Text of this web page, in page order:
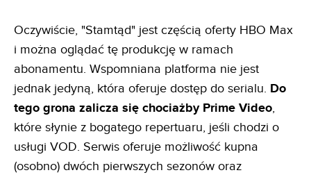
Oczywiście, "Stamtąd" jest częścią oferty HBO Max
i można oglądać tę produkcję w ramach
abonamentu. Wspomniana platforma nie jest
jednak jedyną, która oferuje dostęp do serialu. Do
tego grona zalicza się chociażby Prime Video,
które słynie z bogatego repertuaru, jeśli chodzi o
usługi VOD. Serwis oferuje możliwość kupna
(osobno) dwóch pierwszych sezonów oraz